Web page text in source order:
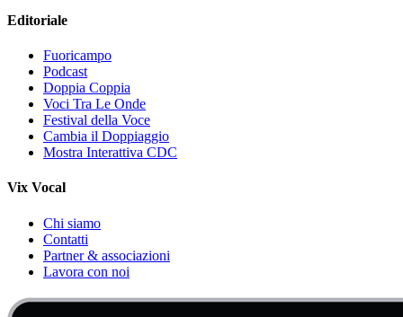
Editoriale
Fuoricampo
Podcast
Doppia Coppia
Voci Tra Le Onde
Festival della Voce
Cambia il Doppiaggio
Mostra Interattiva CDC
Vix Vocal
Chi siamo
Contatti
Partner & associazioni
Lavora con noi